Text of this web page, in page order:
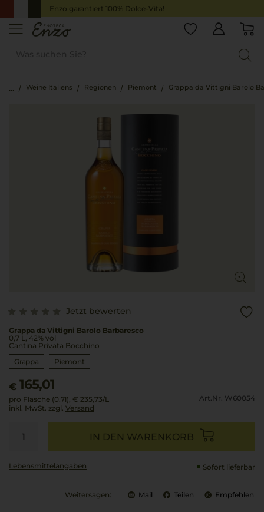
Enzo garantiert 100% Dolce-Vita!
Weine Italiens Regionen Piemont Grappa da Vittigni Barolo
Jetzt bewerten
Grappa da Vittigni Barolo Barbaresco
0,7 L, 42% vol
Cantina Privata Bocchino
Grappa
Piemont
€ 165,01
pro Flasche (0.7l), € 235,73/L
inkl. MwSt. zzgl. Versand
Art.Nr. W60054
IN DEN WARENKORB
Lebensmittel­angaben Sofort lieferbar
Weitersagen: Mail Teilen Empfehlen